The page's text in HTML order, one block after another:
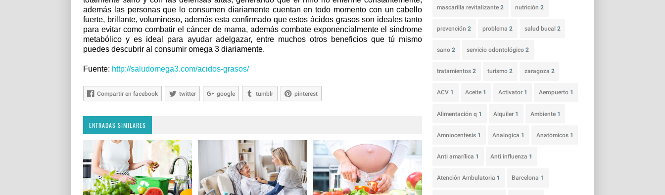
además las personas que lo consumen diariamente cuentan en todo momento con un cabello
fuerte, brillante, voluminoso, además esta confirmado que estos ácidos grasos son ideales tanto
para evitar como combatir el cáncer de mama, además combate exponencialmente el síndrome
metabólico y es ideal para ayudar adelgazar, entre muchos otros beneficios que tú mismo
puedes descubrir al consumir omega 3 diariamente.
Fuente: http://saludomega3.com/acidos-grasos/
Compartir en facebook twitter google tumblr pinterest
ENTRADAS SIMILARES
mascarilla revitalizante2 nutrición2
prevención2 problema2 salud bucal 2
sano2 servicio odontológico2
tratamientos2 turismo2 zaragoza 2
ACV 1 Aceite 1 Activator 1 Aeropuerto 1
Alimentación q 1 Alquiler 1 Ambiente 1
Amniocentesis 1 Analogica 1 Anatómicos 1
Anti amarílica 1 Anti influenza 1
Atención Ambulatoria 1 Barcelona 1